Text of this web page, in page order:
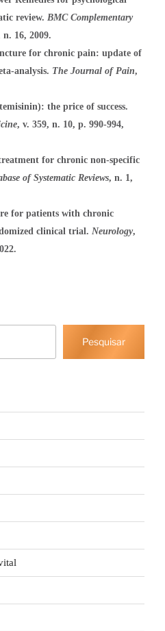
review. BMC Complementary
n. 16, 2009.
for chronic pain: update of
analysis. The Journal of Pain,
the price of success.
, v. 359, n. 10, p. 990-994,
for chronic non-specific
of Systematic Reviews, n. 1,
for patients with chronic
clinical trial. Neurology,
Pesquisar